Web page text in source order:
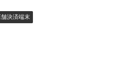
舗決済端末